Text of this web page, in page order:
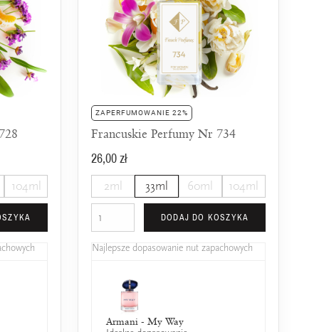
Yves Saint Laurent - Manifesto
104ml
Davidoff - Cool Water Edt
ZAPERFUMOWANIE 22%
Francuskie Perfumy Nr 734
26,00 zł
2ml 33ml 60ml 104ml
DODAJ DO KOSZYKA
Najlepsze dopasowanie nut zapachowych
Armani - My Way